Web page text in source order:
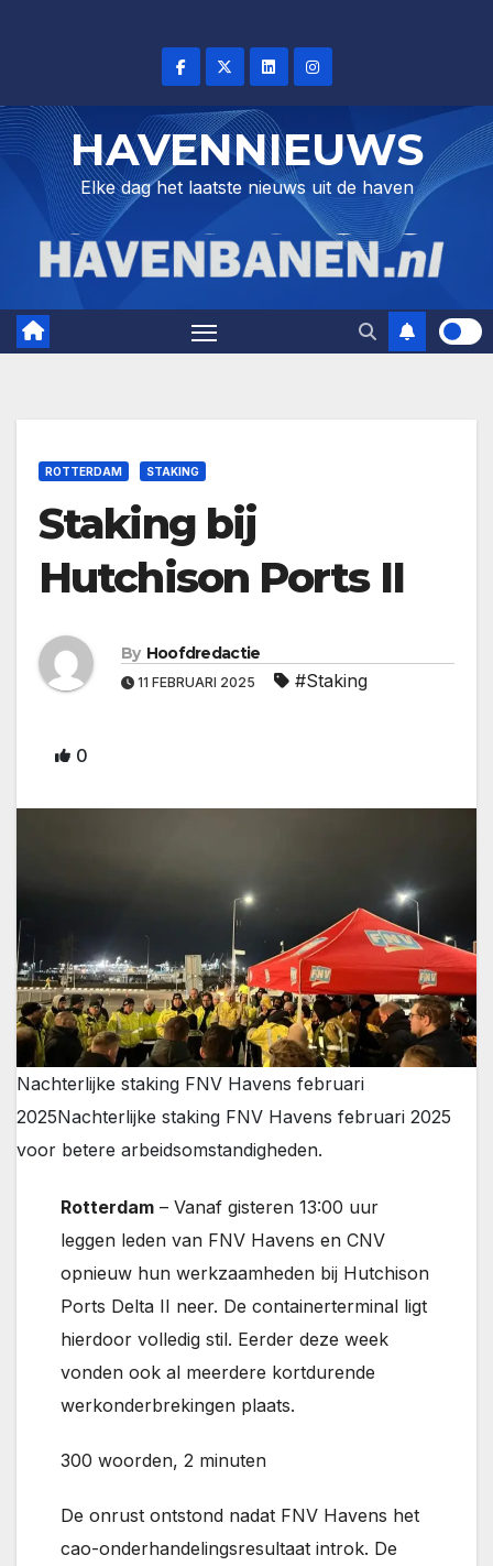
HAVENNIEUWS
Elke dag het laatste nieuws uit de haven
ROTTERDAM STAKING
Staking bij
Hutchison Ports II
By Hoofdredactie
11 FEBRUARI 2025 #Staking
0
Nachterlijke staking FNV Havens februari
2025Nachterlijke staking FNV Havens februari 2025
voor betere arbeidsomstandigheden.
Rotterdam – Vanaf gisteren 13:00 uur
leggen leden van FNV Havens en CNV
opnieuw hun werkzaamheden bij Hutchison
Ports Delta II neer. De containerterminal ligt
hierdoor volledig stil. Eerder deze week
vonden ook al meerdere kortdurende
werkonderbrekingen plaats.
300 woorden, 2 minuten
De onrust ontstond nadat FNV Havens het
cao-onderhandelingsresultaat introk. De